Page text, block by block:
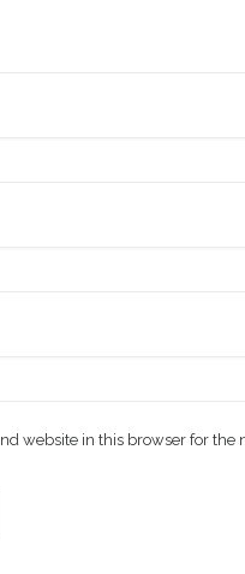
website in this browser for the